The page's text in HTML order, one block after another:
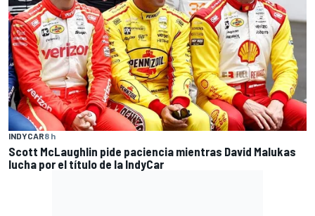
INDYCAR8 h
Scott McLaughlin pide paciencia mientras David Malukas
lucha por el título de la IndyCar